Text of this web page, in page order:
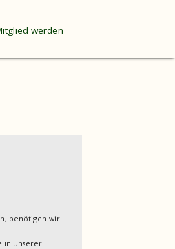
werden
benötigen wir
in unserer